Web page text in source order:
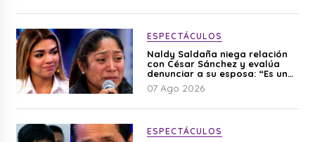
ESPECTÁCULOS
Naldy Saldaña niega relación
con César Sánchez y evalúa
denunciar a su esposa: “Es una
difamación”
07 Ago 2026
ESPECTÁCULOS